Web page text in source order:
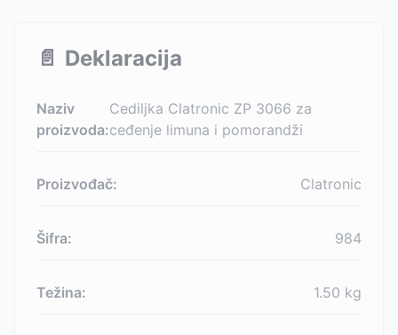
📄 Deklaracija
Naziv
proizvoda:
Cediljka Clatronic ZP 3066 za
ceđenje limuna i pomorandži
Proizvođač: Clatronic
Šifra: 984
Težina: 1.50 kg